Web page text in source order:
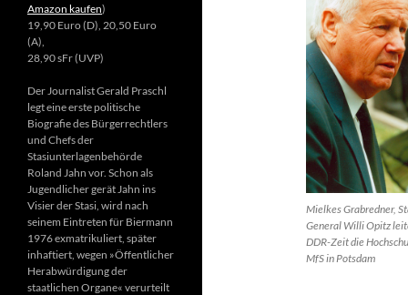
Mielkes Grabredner,
General Willi Opitz
DDR-Zeit die
MfS in Potsdam
Amazon kaufen)
19,90 Euro (D), 20,50 Euro
(A),
28,90 sFr (UVP)
Der Journalist Gerald Praschl
legt eine erste politische
Biografie des Bürgerrechtlers
und Chefs der
Stasiunterlagenbehörde
Roland Jahn vor. Schon als
Jugendlicher gerät Jahn ins
Visier der Stasi, wird nach
seinem Eintreten für Biermann
1976 exmatrikuliert, später
inhaftiert, wegen »Öffentlicher
Herabwürdigung der
staatlichen Organe« verurteilt